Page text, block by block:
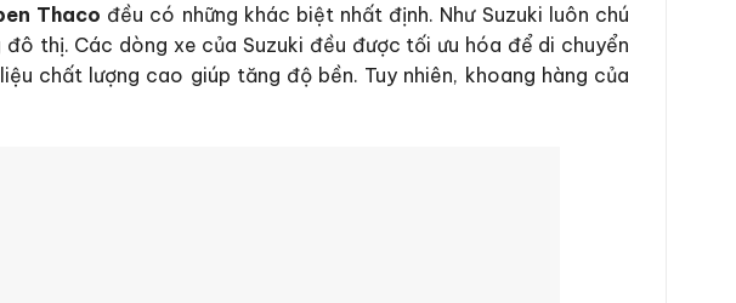
Thaco đều có những khác biệt nhất định. Như Suzuki luôn chú
thị. Các dòng xe của Suzuki đều được tối ưu hóa để di chuyển
chất lượng cao giúp tăng độ bền. Tuy nhiên, khoang hàng của